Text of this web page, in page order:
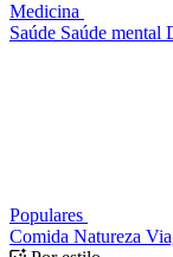
Medicina
Saúde Saúde mental
Populares
Comida Natureza